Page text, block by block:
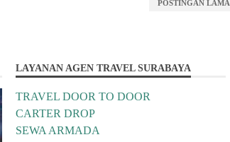
POSTINGAN LAMA
LAYANAN AGEN TRAVEL SURABAYA
TRAVEL DOOR TO DOOR
CARTER DROP
SEWA ARMADA